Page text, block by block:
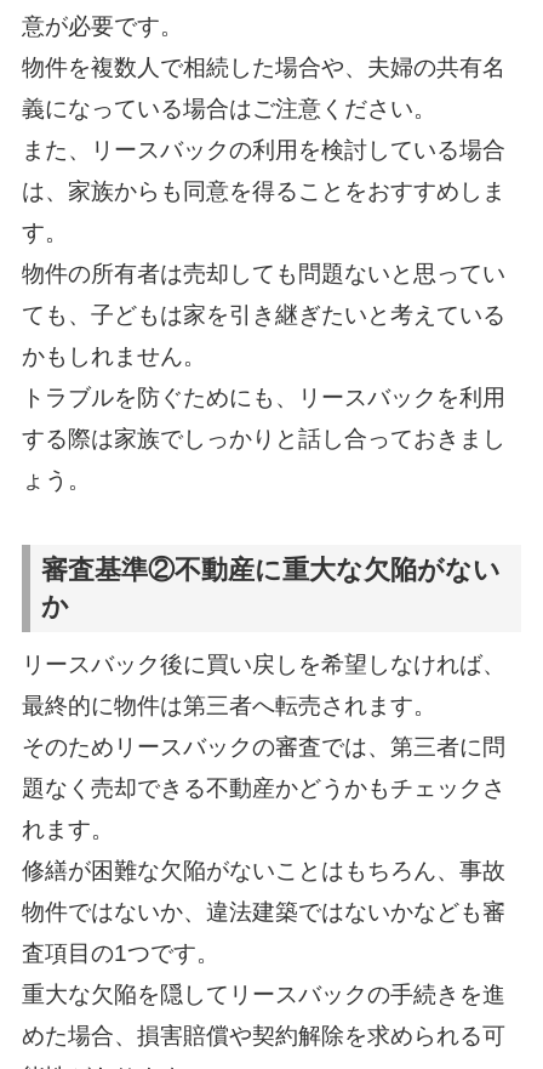
意が必要です。
物件を複数人で相続した場合や、夫婦の共有名
義になっている場合はご注意ください。
また、リースバックの利用を検討している場合
は、家族からも同意を得ることをおすすめしま
す。
物件の所有者は売却しても問題ないと思ってい
ても、子どもは家を引き継ぎたいと考えている
かもしれません。
トラブルを防ぐためにも、リースバックを利用
する際は家族でしっかりと話し合っておきまし
ょう。
審査基準②不動産に重大な欠陥がない
か
リースバック後に買い戻しを希望しなければ、
最終的に物件は第三者へ転売されます。
そのためリースバックの審査では、第三者に問
題なく売却できる不動産かどうかもチェックさ
れます。
修繕が困難な欠陥がないことはもちろん、事故
物件ではないか、違法建築ではないかなども審
査項目の1つです。
重大な欠陥を隠してリースバックの手続きを進
めた場合、損害賠償や契約解除を求められる可